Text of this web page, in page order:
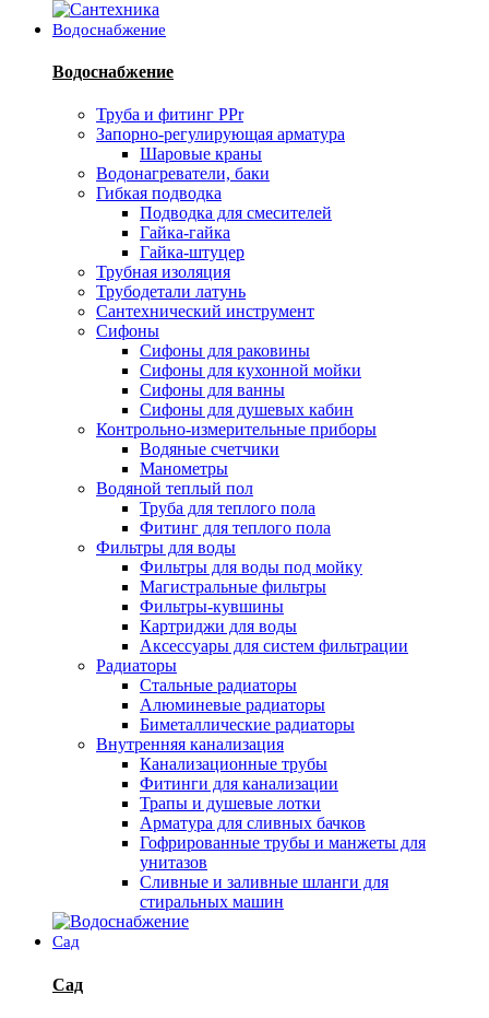
Водоснабжение
Водоснабжение
Труба и фитинг PPr
Запорно-регулирующая арматура
Шаровые краны
Водонагреватели, баки
Гибкая подводка
Подводка для смесителей
Гайка-гайка
Гайка-штуцер
Трубная изоляция
Трубодетали латунь
Сантехнический инструмент
Сифоны
Сифоны для раковины
Сифоны для кухонной мойки
Сифоны для ванны
Сифоны для душевых кабин
Контрольно-измерительные приборы
Водяные счетчики
Манометры
Водяной теплый пол
Труба для теплого пола
Фитинг для теплого пола
Фильтры для воды
Фильтры для воды под мойку
Магистральные фильтры
Фильтры-кувшины
Картриджи для воды
Аксессуары для систем фильтрации
Радиаторы
Стальные радиаторы
Алюминевые радиаторы
Биметаллические радиаторы
Внутренняя канализация
Канализационные трубы
Фитинги для канализации
Трапы и душевые лотки
Арматура для сливных бачков
Гофрированные трубы и манжеты для
унитазов
Сливные и заливные шланги для
стиральных машин
Сад
Сад